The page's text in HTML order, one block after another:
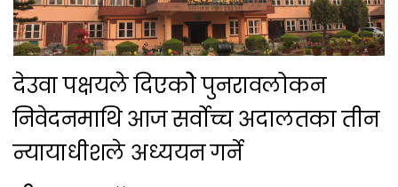
देउवा पक्षयले दिएकोे पुनरावलोकन
निवेदनमाथि आज सर्वोच्च अदालतका तीन
न्यायाधीशले अध्ययन गर्ने